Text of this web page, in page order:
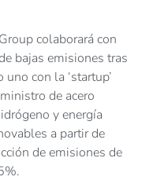
colaborará con
bajas emisiones tras
con la ‘startup’
de acero
y energía
a partir de
de emisiones de